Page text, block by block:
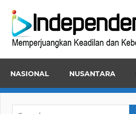
content
NASIONAL NUSANTARA